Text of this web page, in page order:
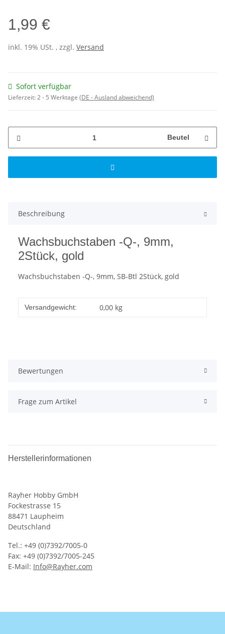
1,99 €
inkl. 19% USt. , zzgl. Versand
Sofort verfügbar
Lieferzeit:2 - 5 Werktage (DE - Ausland abweichend)
Beutel
Beschreibung
Wachsbuchstaben -Q-, 9mm,
2Stück, gold
Wachsbuchstaben -Q-, 9mm, SB-Btl 2Stück, gold
Versandgewicht: 0,00 kg
Bewertungen
Frage zum Artikel
Herstellerinformationen
Rayher Hobby GmbH
Fockestrasse 15
88471 Laupheim
Deutschland
Tel.: +49 (0)7392/7005-0
Fax: +49 (0)7392/7005-245
E-Mail: Info@Rayher.com